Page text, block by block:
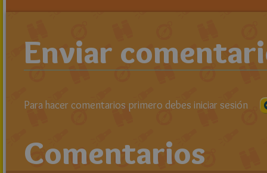
Enviar
Para hacer comentarios primero debes iniciar sesión
Comentarios